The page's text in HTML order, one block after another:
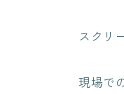
スクリ
現場で